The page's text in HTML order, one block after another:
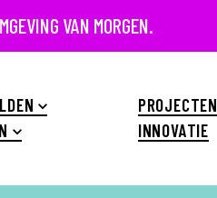
VAN MORGEN.
PROJECTEN
INNOVATIE